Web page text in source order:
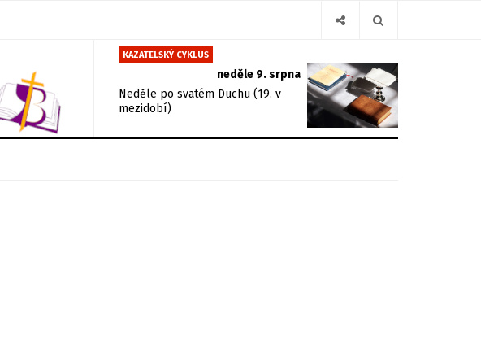
KAZATELSKÝ CYKLUS
neděle 9. srpna
Neděle po svatém Duchu (19. v
mezidobí)